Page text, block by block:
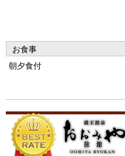
o
u
お食事
朝夕食付